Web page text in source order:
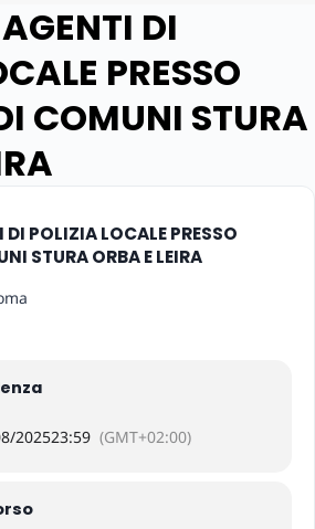
DI
PRESSO
COMUNI STURA
POLIZIA LOCALE PRESSO
STURA ORBA E LEIRA
202523:59 (GMT+02:00)